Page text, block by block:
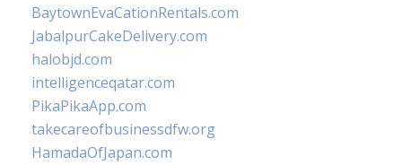
BaytownEvaCationRentals.com
JabalpurCakeDelivery.com
halobjd.com
intelligenceqatar.com
PikaPikaApp.com
takecareofbusinessdfw.org
HamadaOfJapan.com